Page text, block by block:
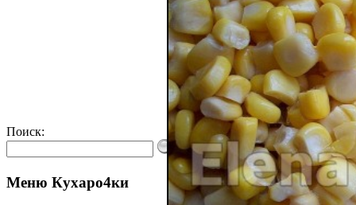
Поиск:
Меню Кухаро4ки